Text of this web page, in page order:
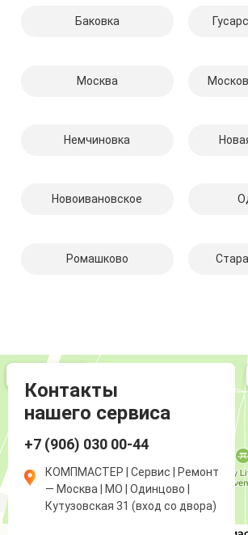
Баковка
Москва
Немчиновка
Новоивановское
Ромашково
Контакты
нашего сервиса
+7 (906) 030 00-44
КОМПМАСТЕР | Сервис | Ремонт
— Москва | МО | Одинцово |
Кутузовская 31 (вход со двора)
Компмастер
Ремонт аудиотехники и видеотехники в Одинцово